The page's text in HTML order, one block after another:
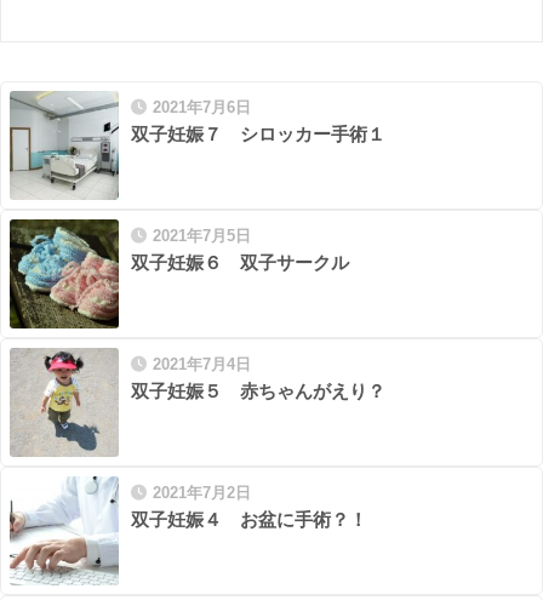
2021年7月6日
双子妊娠７ シロッカー手術１
2021年7月5日
双子妊娠６ 双子サークル
2021年7月4日
双子妊娠５ 赤ちゃんがえり？
2021年7月2日
双子妊娠４ お盆に手術？！